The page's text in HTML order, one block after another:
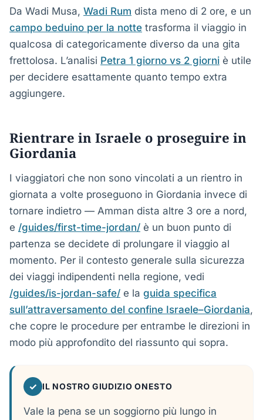
Da Wadi Musa, Wadi Rum dista meno di 2 ore, e un
campo beduino per la notte trasforma il viaggio in
qualcosa di categoricamente diverso da una gita
frettolosa. L’analisi Petra 1 giorno vs 2 giorni è utile
per decidere esattamente quanto tempo extra
aggiungere.
Rientrare in Israele o proseguire in
Giordania
I viaggiatori che non sono vincolati a un rientro in
giornata a volte proseguono in Giordania invece di
tornare indietro — Amman dista altre 3 ore a nord,
e /guides/first-time-jordan/ è un buon punto di
partenza se decidete di prolungare il viaggio al
momento. Per il contesto generale sulla sicurezza
dei viaggi indipendenti nella regione, vedi
/guides/is-jordan-safe/ e la guida specifica
sull’attraversamento del confine Israele–Giordania,
che copre le procedure per entrambe le direzioni in
modo più approfondito del riassunto qui sopra.
✓ IL NOSTRO GIUDIZIO ONESTO
Vale la pena se un soggiorno più lungo in